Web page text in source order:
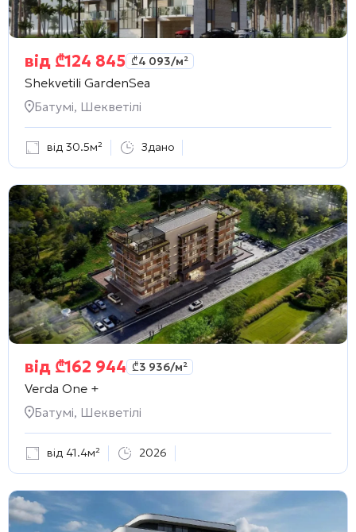
від ₾124 845 ₾4 093/м²
Shekvetili GardenSea
Батумі, Шекветілі
від 30.5м² Здано
від ₾162 944 ₾3 936/м²
Verda One +
Батумі, Шекветілі
від 41.4м² 2026